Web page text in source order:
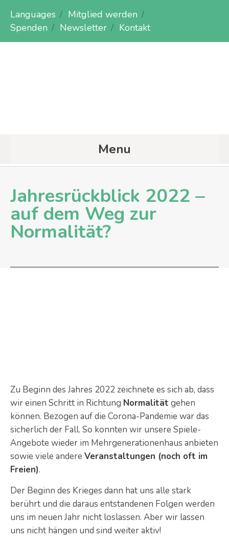
Languages
Mitglied werden
Spenden
Newsletter Kontakt
Menu
Jahresrückblick 2022 –
auf dem Weg zur
Normalität?
Zu Beginn des Jahres 2022 zeichnete es sich ab, dass
wir einen Schritt in Richtung Normalität gehen
können. Bezogen auf die Corona-Pandemie war das
sicherlich der Fall. So konnten wir unsere Spiele-
Angebote wieder im Mehrgenerationenhaus anbieten
sowie viele andere Veranstaltungen (noch oft im
Freien).
Der Beginn des Krieges dann hat uns alle stark
berührt und die daraus entstandenen Folgen werden
uns im neuen Jahr nicht loslassen. Aber wir lassen
uns nicht hängen und sind weiter aktiv!